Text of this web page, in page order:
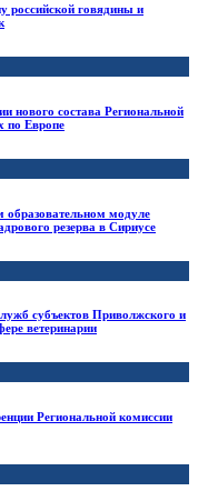
российской говядины и
нового состава Региональной
по Европе
образовательном модуле
резерва в Сириусе
субъектов Приволжского и
ветеринарии
Региональной комиссии